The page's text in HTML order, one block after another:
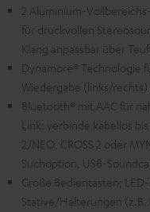
2 Aluminium-
für druckvollen
Klang anpassbar über
Dynamore® Technologie
Wiedergabe (links/rechts)
Bluetooth® mit AAC für
Link: verbinde kabellos bis
2/NEO, CROSS 2 oder
Suchoption, USB-
Große Bedientasten;
Stative/Halterungen